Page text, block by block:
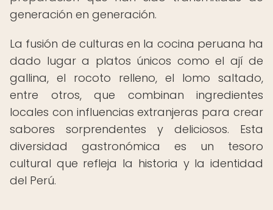
generación en generación.
La fusión de culturas en la cocina peruana ha
dado lugar a platos únicos como el ají de
gallina, el rocoto relleno, el lomo saltado,
entre otros, que combinan ingredientes
locales con influencias extranjeras para crear
sabores sorprendentes y deliciosos. Esta
diversidad gastronómica es un tesoro
cultural que refleja la historia y la identidad
del Perú.